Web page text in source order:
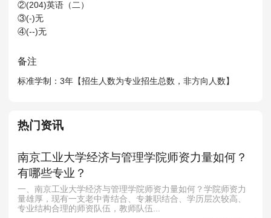
②(204)英语（二）
③(-)无
④(--)无
备注
标准学制：3年【招生人数为专业招生总数，非方向人数】
热门资讯
南京工业大学经济与管理学院师资力量如何？
有哪些专业？
一、南京工业大学经济与管理学院师资力量如何？学院师资力
量雄厚，现有一支老中青结合、专兼职结合、学历层次较高、
专业结构合理的师资队伍，教师队伍...